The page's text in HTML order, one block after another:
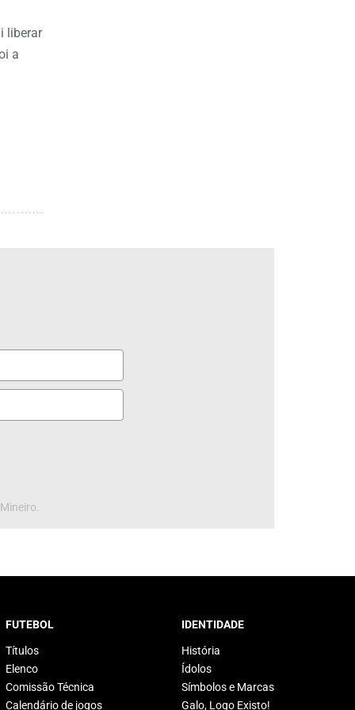
liberar
a
FUTEBOL
Títulos
Elenco
Comissão Técnica
Calendário de jogos
IDENTIDADE
História
Ídolos
Símbolos e Marcas
Galo, Logo Existo!